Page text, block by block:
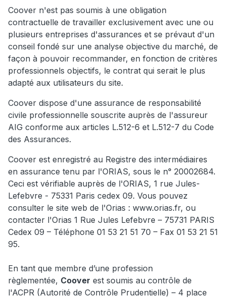
Coover n'est pas soumis à une obligation
contractuelle de travailler exclusivement avec une ou
plusieurs entreprises d'assurances et se prévaut d'un
conseil fondé sur une analyse objective du marché, de
façon à pouvoir recommander, en fonction de critères
professionnels objectifs, le contrat qui serait le plus
adapté aux utilisateurs du site.
Coover dispose d'une assurance de responsabilité
civile professionnelle souscrite auprès de l'assureur
AIG conforme aux articles L.512-6 et L.512-7 du Code
des Assurances.
Coover est enregistré au Registre des intermédiaires
en assurance tenu par l'ORIAS, sous le n° 20002684.
Ceci est vérifiable auprès de l'ORIAS, 1 rue Jules-
Lefebvre - 75331 Paris cedex 09. Vous pouvez
consulter le site web de l'Orias : www.orias.fr, ou
contacter l'Orias 1 Rue Jules Lefebvre – 75731 PARIS
Cedex 09 – Téléphone 01 53 21 51 70 – Fax 01 53 21 51
95.
En tant que membre d’une profession
règlementée, Coover est soumis au contrôle de
l'ACPR (Autorité de Contrôle Prudentielle) – 4 place